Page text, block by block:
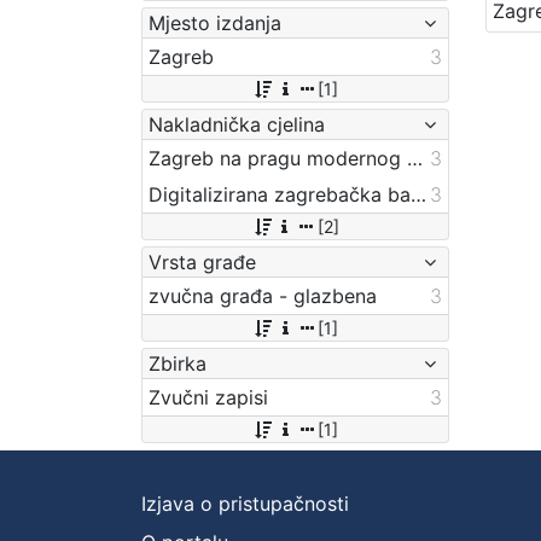
Mjesto izdanja
Zagreb
3
[1]
Nakladnička cjelina
Zagreb na pragu modernog doba 3
Digitalizirana zagrebačka baština 3
[2]
Vrsta građe
zvučna građa - glazbena
3
[1]
Zbirka
Zvučni zapisi
3
[1]
Izjava o pristupačnosti